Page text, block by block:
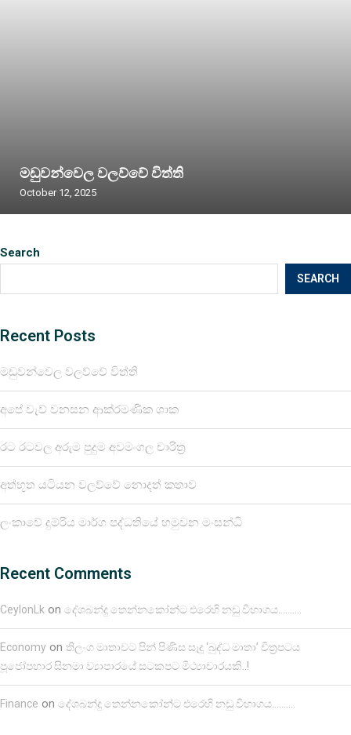
Search
SEARCH
Recent Posts
මඩුවන්වෙල වලව්වේ විත්ති
අපේ වැව් වනසන ආක්රමණික ශාක
රට රටවල අරුම පුදුම අවමංගල චාරිත්‍ර
අත්භූත යටියන වලව්වේ නොදත් කතාව
ලංකාවේ දුම්රිය මාර්ග පද්ධතියේ හමුවන මංසන්ධි
Recent Comments
CeylonLk on දේශබන්දු තෙන්නකෝන්ට එරෙහි නඩු විභාගය……….
Economy on තිලංග මාතාවට පින් පිණිස සෑදූ ‘බුද්ධ මාතා’ චිත්‍රපටය
පූජෝපහාර සිනමා ව්‍යාපාරයේ සටකපට මිථ්‍යාචාරයකි..!
Finance on දේශබන්දු තෙන්නකෝන්ට එරෙහි නඩු විභාගය……….
මඩුවන්වෙල වලව්වේ විත්ති
October 12, 2025